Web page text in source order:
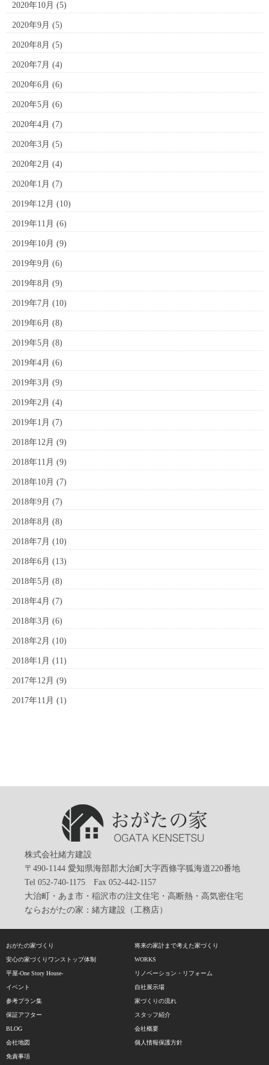
2020年10月 (5)
2020年9月 (5)
2020年8月 (5)
2020年7月 (4)
2020年6月 (6)
2020年5月 (6)
2020年4月 (7)
2020年3月 (5)
2020年2月 (4)
2020年1月 (7)
2019年12月 (10)
2019年11月 (6)
2019年10月 (9)
2019年9月 (6)
2019年8月 (9)
2019年7月 (10)
2019年6月 (8)
2019年5月 (8)
2019年4月 (6)
2019年3月 (9)
2019年2月 (4)
2019年1月 (7)
2018年12月 (9)
2018年11月 (9)
2018年10月 (7)
2018年9月 (7)
2018年8月 (8)
2018年7月 (10)
2018年6月 (13)
2018年5月 (8)
2018年4月 (7)
2018年3月 (6)
2018年2月 (10)
2018年1月 (11)
2017年12月 (9)
2017年11月 (1)
株式会社緒方建設
〒490-1144 愛知県海部郡大治町大字西條字狐海道220番地
Tel 052-740-1175 Fax 052-442-1157
大治町・あま市・稲沢市の注文住宅・高断熱・高気密住宅
ならおがたの家：緒方建設（工務店）
おがたの家づくり 将来の家計まで考えた家づくり
安心の家づくりワンストップ体制 WORKS
平屋-One Story House- リノベーション・リフォーム
イベント 自社展示場
参考プラン集 家づくりの流れ
保証アフター スタッフ紹介
BLOG 会社概要
会社地図 個人情報保護方針
免責事項